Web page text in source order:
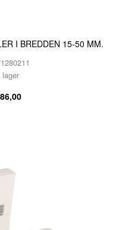
I BREDDEN 15-50 MM.
lager